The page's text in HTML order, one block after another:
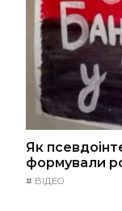
Як
формували
# ВІДЕО